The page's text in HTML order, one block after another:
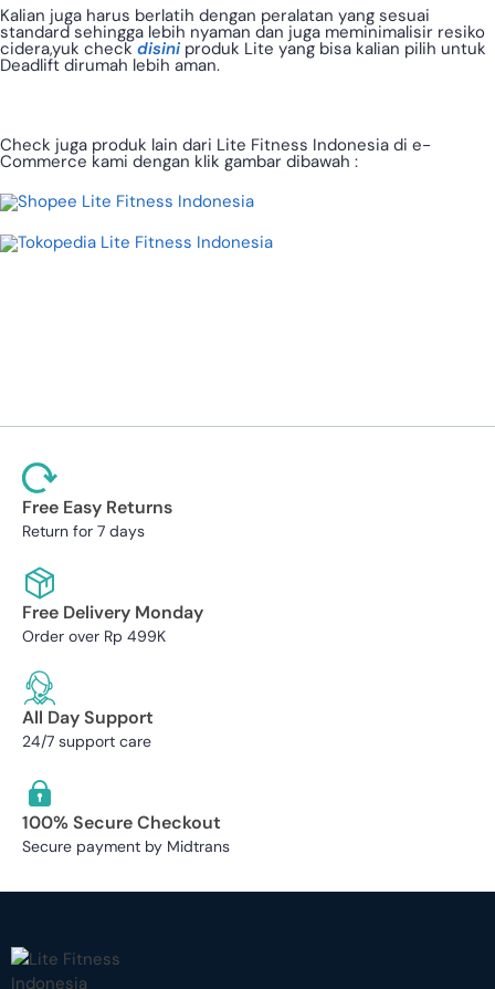
Kalian juga harus berlatih dengan peralatan yang sesuai
standard sehingga lebih nyaman dan juga meminimalisir resiko
cidera,yuk check disini produk Lite yang bisa kalian pilih untuk
Deadlift dirumah lebih aman.
Check juga produk lain dari Lite Fitness Indonesia di e-
Commerce kami dengan klik gambar dibawah :
Free Easy Returns
Return for 7 days
Free Delivery Monday
Order over Rp 499K
All Day Support
24/7 support care
100% Secure Checkout
Secure payment by Midtrans